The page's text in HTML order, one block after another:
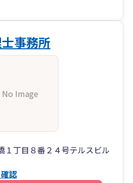
事務所
No Image
１丁目８番２４号テルスビル
認